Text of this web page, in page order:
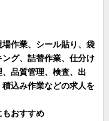
作業、シール貼り、袋
グ、詰替作業、仕分け
品質管理、検査、出
込み作業などの求人を
もおすすめ